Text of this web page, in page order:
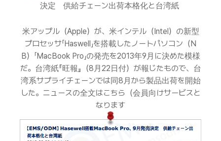
決定 供給チェーン出荷本格化と台湾紙
米アップル（Apple）が、米インテル（Intel）の新型
プロセッサ「Haswell」を搭載したノートパソコン（N
B）「MacBook Pro」の発売を2013年9月に決めた模様
だ。台湾紙『旺報』（8月22日付）が報じたもので、台
湾系サプライチェーンでは同8月から製品出荷を開始
した。ニュースの全文はこちら（会員向けサービスと
なります